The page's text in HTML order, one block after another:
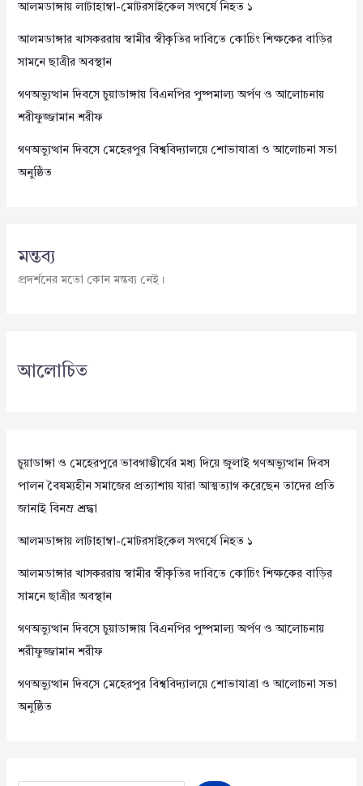
আলমডাঙ্গায় লাটাহাম্বা-মোটরসাইকেল সংঘর্ষে নিহত ১
আলমডাঙ্গার খাসকররায় স্বামীর স্বীকৃতির দাবিতে কোচিং শিক্ষকের বাড়ির
সামনে ছাত্রীর অবস্থান
গণঅভ্যুত্থান দিবসে চুয়াডাঙ্গায় বিএনপির পুষ্পমাল্য অর্পণ ও আলোচনায়
শরীফুজ্জামান শরীফ
গণঅভ্যুত্থান দিবসে মেহেরপুর বিশ্ববিদ্যালয়ে শোভাযাত্রা ও আলোচনা সভা
অনুষ্ঠিত
মন্তব্য
প্রদর্শনের মতো কোন মন্তব্য নেই।
আলোচিত
চুয়াডাঙ্গা ও মেহেরপুরে ভাবগাম্ভীর্যের মধ্য দিয়ে জুলাই গণঅভ্যুত্থান দিবস
পালন বৈষম্যহীন সমাজের প্রত্যাশায় যারা আত্মত্যাগ করেছেন তাদের প্রতি
জানাই বিনম্র শ্রদ্ধা
আলমডাঙ্গায় লাটাহাম্বা-মোটরসাইকেল সংঘর্ষে নিহত ১
আলমডাঙ্গার খাসকররায় স্বামীর স্বীকৃতির দাবিতে কোচিং শিক্ষকের বাড়ির
সামনে ছাত্রীর অবস্থান
গণঅভ্যুত্থান দিবসে চুয়াডাঙ্গায় বিএনপির পুষ্পমাল্য অর্পণ ও আলোচনায়
শরীফুজ্জামান শরীফ
গণঅভ্যুত্থান দিবসে মেহেরপুর বিশ্ববিদ্যালয়ে শোভাযাত্রা ও আলোচনা সভা
অনুষ্ঠিত